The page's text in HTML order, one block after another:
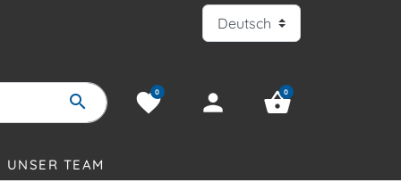
search favorite
0 person shopping_basket
0
UNSER TEAM